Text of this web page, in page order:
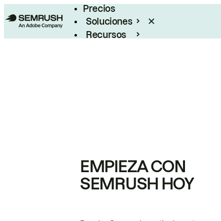
Precios
Soluciones
Recursos
EMPIEZA CON
SEMRUSH HOY